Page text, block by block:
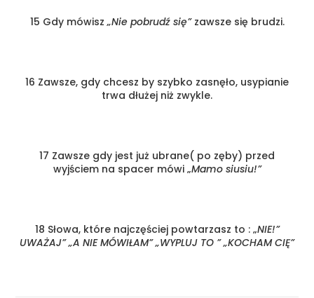
15 Gdy mówisz„Nie pobrudź się”zawsze się brudzi.
16 Zawsze, gdy chcesz by szybko zasnęło, usypianie
trwa dłużej niż zwykle.
17 Zawsze gdy jest już ubrane( po zęby) przed
wyjściem na spacer mówi „Mamo siusiu!”
18 Słowa, które najczęściej powtarzasz to : „NIE!”
UWAŻAJ” „A NIE MÓWIŁAM” „WYPLUJ TO ” „KOCHAM CIĘ”